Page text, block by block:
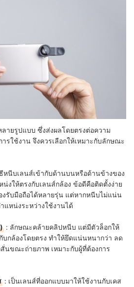
ายรูปแบบ ซึ่งส่งผลโดยตรงต่อความ
รใช้งาน จึงควรเลือกให้เหมาะกับลักษณะ
หนีบเลนส์เข้ากับด้านบนหรือด้านข้างของ
น่งให้ตรงกับเลนส์กล้อง ข้อดีคือติดตั้งง่าย
งรับมือถือได้หลายรุ่น แต่หากหนีบไม่แน่น
แหน่งระหว่างใช้งานได้
: ลักษณะคล้ายคลิปหนีบ แต่มีตัวล็อกให้
บกล้องโดยตรง ทำให้ยึดแน่นหนากว่า ลด
นขณะถ่ายภาพ เหมาะกับผู้ที่ต้องการ
: เป็นเลนส์ที่ออกแบบมาให้ใช้งานกับเคส